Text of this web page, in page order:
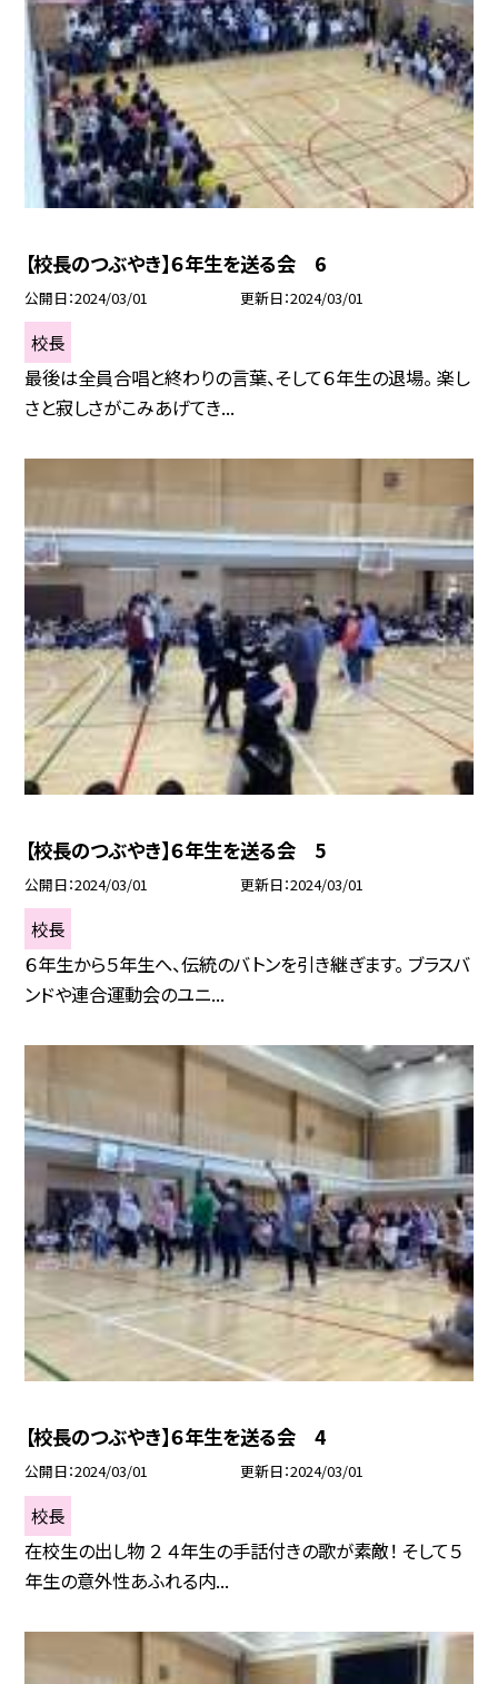
【校長のつぶやき】６年生を送る会 6
公開日 2024/03/01 更新日 2024/03/01
校長
最後は全員合唱と終わりの言葉、そして６年生の退場。 楽し
さと寂しさがこみあげてき...
【校長のつぶやき】６年生を送る会 5
公開日 2024/03/01 更新日 2024/03/01
校長
６年生から５年生へ、伝統のバトンを引き継ぎます。 ブラスバ
ンドや連合運動会のユニ...
【校長のつぶやき】６年生を送る会 4
公開日 2024/03/01 更新日 2024/03/01
校長
在校生の出し物 ２ ４年生の手話付きの歌が素敵！ そして５
年生の意外性あふれる内...